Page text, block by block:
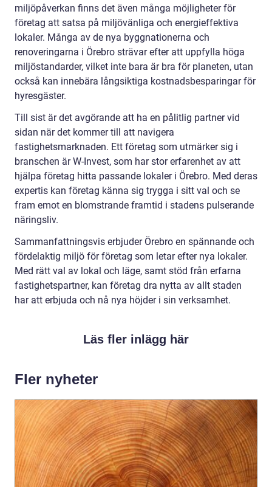
miljöpåverkan finns det även många möjligheter för
företag att satsa på miljövänliga och energieffektiva
lokaler. Många av de nya byggnationerna och
renoveringarna i Örebro strävar efter att uppfylla höga
miljöstandarder, vilket inte bara är bra för planeten, utan
också kan innebära långsiktiga kostnadsbesparingar för
hyresgäster.
Till sist är det avgörande att ha en pålitlig partner vid
sidan när det kommer till att navigera
fastighetsmarknaden. Ett företag som utmärker sig i
branschen är W-Invest, som har stor erfarenhet av att
hjälpa företag hitta passande lokaler i Örebro. Med deras
expertis kan företag känna sig trygga i sitt val och se
fram emot en blomstrande framtid i stadens pulserande
näringsliv.
Sammanfattningsvis erbjuder Örebro en spännande och
fördelaktig miljö för företag som letar efter nya lokaler.
Med rätt val av lokal och läge, samt stöd från erfarna
fastighetspartner, kan företag dra nytta av allt staden
har att erbjuda och nå nya höjder i sin verksamhet.
Läs fler inlägg här
Fler nyheter